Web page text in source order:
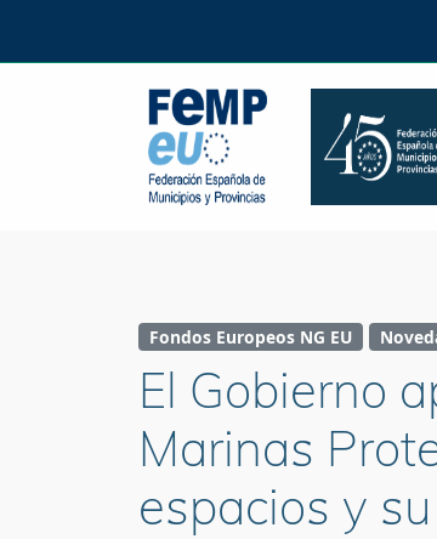
Fondos Europeos NG EU
El Gobierno
Marinas
espacios y